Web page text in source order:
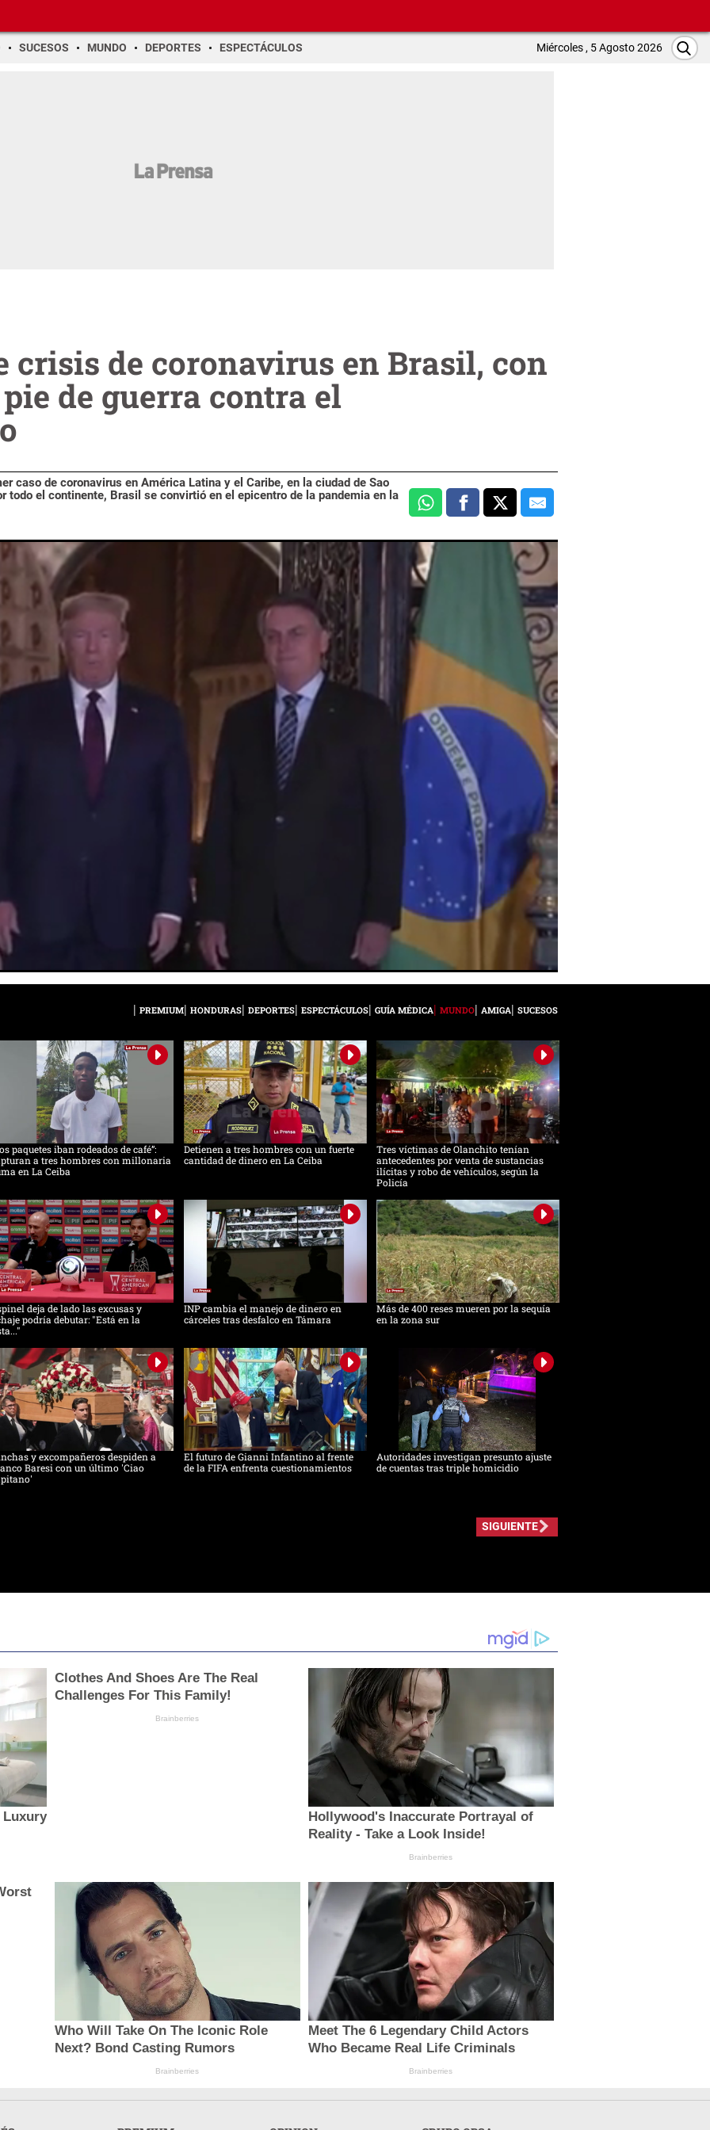
SUCESOS MUNDO DEPORTES ESPECTÁCULOS Miércoles , 5 Agosto 2026
crisis de coronavirus en Brasil, con
de guerra contra el
caso de coronavirus en América Latina y el Caribe, en la ciudad de Sao
todo el continente, Brasil se convirtió en el epicentro de la pandemia en la
PREMIUM HONDURAS DEPORTES ESPECTÁCULOS GUÍA MÉDICA MUNDO AMIGA SUCESOS
paquetes iban rodeados de café”:
a tres hombres con millonaria
en La Ceiba
Detienen a tres hombres con un fuerte
cantidad de dinero en La Ceiba
Tres víctimas de Olanchito tenían
antecedentes por venta de sustancias
ilícitas y robo de vehículos, según la
Policía
deja de lado las excusas y
podría debutar: "Está en la
INP cambia el manejo de dinero en
cárceles tras desfalco en Támara
Más de 400 reses mueren por la sequía
en la zona sur
y excompañeros despiden a
Baresi con un último 'Ciao
El futuro de Gianni Infantino al frente
de la FIFA enfrenta cuestionamientos
Autoridades investigan presunto ajuste
de cuentas tras triple homicidio
SIGUIENTE
Luxury
Clothes And Shoes Are The Real
Challenges For This Family!
Brainberries
Hollywood's Inaccurate Portrayal of
Reality - Take a Look Inside!
Brainberries
Who Will Take On The Iconic Role
Next? Bond Casting Rumors
Brainberries
Meet The 6 Legendary Child Actors
Who Became Real Life Criminals
Brainberries